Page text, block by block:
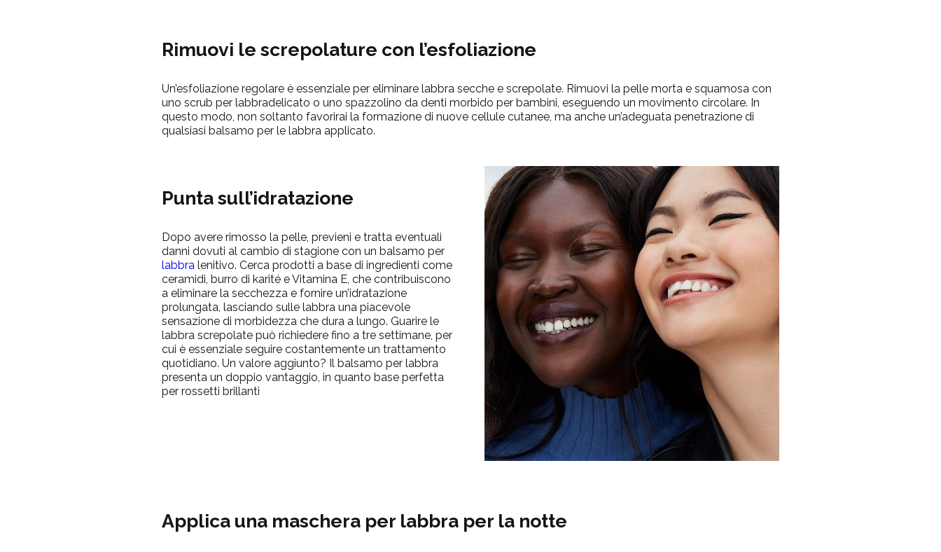
Rimuovi le screpolature con l’esfoliazione
Un’esfoliazione regolare è essenziale per eliminare labbra secche e screpolate. Rimuovi la pelle morta e squamosa con
uno scrub per labbradelicato o uno spazzolino da denti morbido per bambini, eseguendo un movimento circolare. In
questo modo, non soltanto favorirai la formazione di nuove cellule cutanee, ma anche un’adeguata penetrazione di
qualsiasi balsamo per le labbra applicato.
Punta sull’idratazione
Dopo avere rimosso la pelle, previeni e tratta eventuali
danni dovuti al cambio di stagione con un balsamo per
labbra lenitivo. Cerca prodotti a base di ingredienti come
ceramidi, burro di karité e Vitamina E, che contribuiscono
a eliminare la secchezza e fornire un’idratazione
prolungata, lasciando sulle labbra una piacevole
sensazione di morbidezza che dura a lungo. Guarire le
labbra screpolate può richiedere fino a tre settimane, per
cui è essenziale seguire costantemente un trattamento
quotidiano. Un valore aggiunto? Il balsamo per labbra
presenta un doppio vantaggio, in quanto base perfetta
per rossetti brillanti
Applica una maschera per labbra per la notte